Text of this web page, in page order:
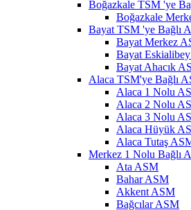
Boğazkale TSM 'ye
Boğazkale
Bayat TSM 'ye Bağlı
Bayat Merkez
Bayat
Bayat Ahacık
Alaca TSM'ye Bağlı
Alaca 1 Nolu
Alaca 2 Nolu
Alaca 3 Nolu
Alaca Hüyük
Alaca Tutaş
Merkez 1 Nolu Bağlı
Ata ASM
Bahar ASM
Akkent ASM
Bağcılar ASM